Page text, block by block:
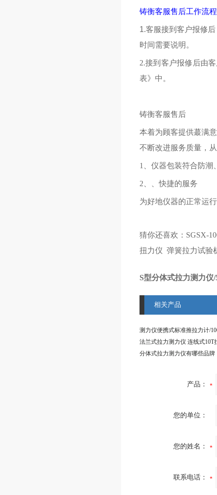
铸衡客服售后工作流程
1.客服接到客户报修
时间需要说明。
2.接到客户报修后由
表》中。
铸衡客服售后
本着为顾客提供蕞满
不断改进服务质量，
1、仪器包装符合防潮
2、、快捷的服务
为好地仪器的正常运
猜你还喜欢： SGSX-
扭力仪 弹簧拉力试验
S型分体式拉力测力仪
相关产品
分体式拉力测力仪有哪些品牌
产品：
您的单位：
您的姓名：
联系电话：